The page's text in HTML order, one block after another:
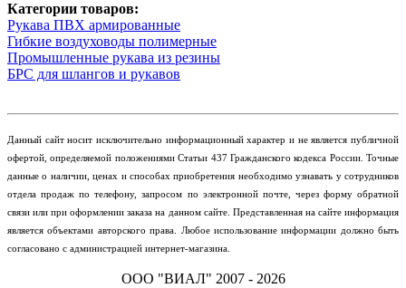
Категории товаров:
Рукава ПВХ армированные
Гибкие воздуховоды полимерные
Промышленные рукава из резины
БРС для шлангов и рукавов
Данный сайт носит исключительно информационный характер и не является публичной
офертой, определяемой положениями Статьи 437 Гражданского кодекса России. Точные
данные о наличии, ценах и способах приобретения необходимо узнавать у сотрудников
отдела продаж по телефону, запросом по электронной почте, через форму обратной
связи или при оформлении заказа на данном сайте. Представленная на сайте информация
является объектами авторского права. Любое использование информации должно быть
согласовано с администрацией интернет-магазина.
ООО "ВИАЛ" 2007 - 2026